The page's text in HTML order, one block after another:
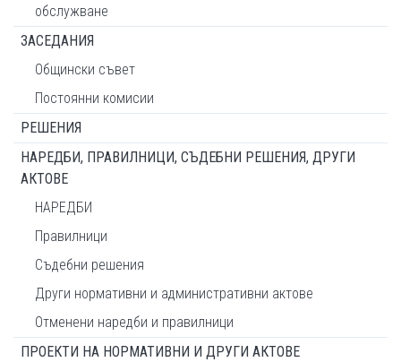
обслужване
ЗАСЕДАНИЯ
Общински съвет
Постоянни комисии
РЕШЕНИЯ
НАРЕДБИ, ПРАВИЛНИЦИ, СЪДЕБНИ РЕШЕНИЯ, ДРУГИ
АКТОВЕ
НАРЕДБИ
Правилници
Съдебни решения
Други нормативни и административни актове
Отменени наредби и правилници
ПРОЕКТИ НА НОРМАТИВНИ И ДРУГИ АКТОВЕ